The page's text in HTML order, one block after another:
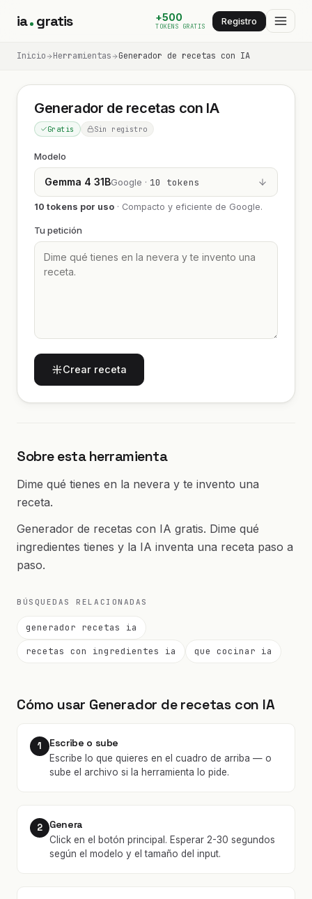
ia gratis +500
TOKENS GRATIS Registro
Inicio Herramientas Generador de recetas con IA
Generador de recetas con IA
Gratis Sin registro
Modelo
Gemma 4 31BGoogle · 10 tokens
10 tokens por uso · Compacto y eficiente de Google.
Tu petición
Crear receta
Sobre esta herramienta
Dime qué tienes en la nevera y te invento una
receta.
Generador de recetas con IA gratis. Dime qué
ingredientes tienes y la IA inventa una receta paso a
paso.
BÚSQUEDAS RELACIONADAS
generador recetas ia
recetas con ingredientes ia
que cocinar ia
Cómo usar Generador de recetas con IA
1 Escribe o sube
Escribe lo que quieres en el cuadro de arriba — o
sube el archivo si la herramienta lo pide.
2 Genera
Click en el botón principal. Esperar 2-30 segundos
según el modelo y el tamaño del input.